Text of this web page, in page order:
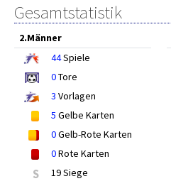
Gesamtstatistik
2.Männer
44Spiele
0Tore
3 Vorlagen
5 Gelbe Karten
0Gelb-Rote Karten
0Rote Karten
S 19 Siege